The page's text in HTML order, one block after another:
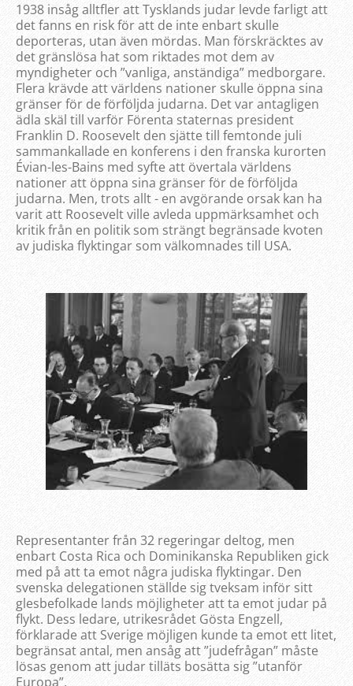
1938 insåg alltfler att Tysklands judar levde farligt att
det fanns en risk för att de inte enbart skulle
deporteras, utan även mördas. Man förskräcktes av
det gränslösa hat som riktades mot dem av
myndigheter och ”vanliga, anständiga” medborgare.
Flera krävde att världens nationer skulle öppna sina
gränser för de förföljda judarna. Det var antagligen
ädla skäl till varför Förenta staternas president
Franklin D. Roosevelt den sjätte till femtonde juli
sammankallade en konferens i den franska kurorten
Évian-les-Bains med syfte att övertala världens
nationer att öppna sina gränser för de förföljda
judarna. Men, trots allt - en avgörande orsak kan ha
varit att Roosevelt ville avleda uppmärksamhet och
kritik från en politik som strängt begränsade kvoten
av judiska flyktingar som välkomnades till USA.
Representanter från 32 regeringar deltog, men
enbart Costa Rica och Dominikanska Republiken gick
med på att ta emot några judiska flyktingar. Den
svenska delegationen ställde sig tveksam inför sitt
glesbefolkade lands möjligheter att ta emot judar på
flykt. Dess ledare, utrikesrådet Gösta Engzell,
förklarade att Sverige möjligen kunde ta emot ett litet,
begränsat antal, men ansåg att ”judefrågan” måste
lösas genom att judar tilläts bosätta sig ”utanför
Europa”.